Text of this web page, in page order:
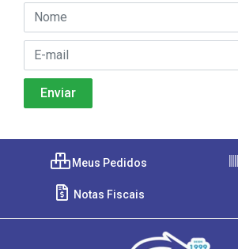
Meus Pedidos
Notas Fiscais